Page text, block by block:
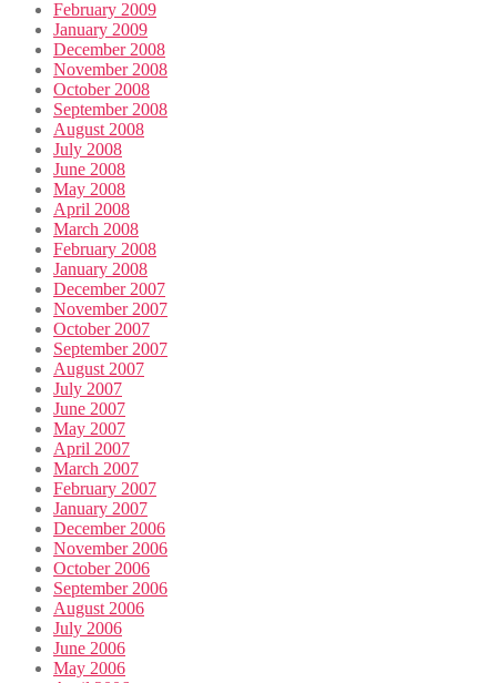
February 2009
January 2009
December 2008
November 2008
October 2008
September 2008
August 2008
July 2008
June 2008
May 2008
April 2008
March 2008
February 2008
January 2008
December 2007
November 2007
October 2007
September 2007
August 2007
July 2007
June 2007
May 2007
April 2007
March 2007
February 2007
January 2007
December 2006
November 2006
October 2006
September 2006
August 2006
July 2006
June 2006
May 2006